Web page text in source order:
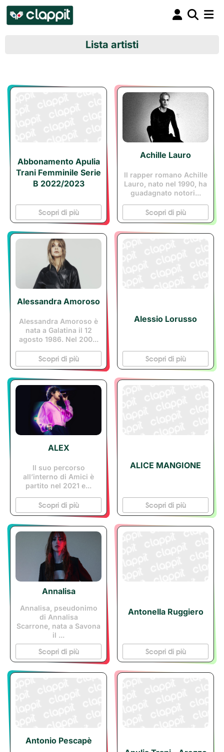
Lista artisti
Abbonamento Apulia
Trani Femminile Serie
B 2022/2023
Scopri di più
Achille Lauro
Il rapper romano Achille
Lauro, nato nel 1990, ha
guadagnato notori...
Scopri di più
Alessandra Amoroso
Alessandra Amoroso è
nata a Galatina il 12
agosto 1986. Nel 200...
Scopri di più
Alessio Lorusso
Scopri di più
ALEX
Il suo percorso
all’interno di Amici è
partito nel 2021 e...
Scopri di più
ALICE MANGIONE
Scopri di più
Annalisa
Annalisa, pseudonimo
di Annalisa
Scarrone, nata a Savona
il ...
Scopri di più
Antonella Ruggiero
Scopri di più
Antonio Pescapè